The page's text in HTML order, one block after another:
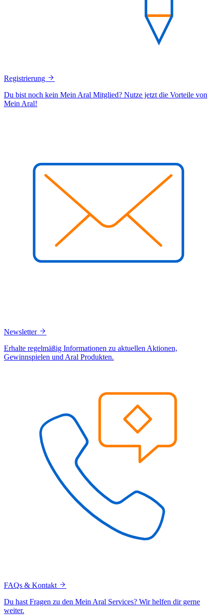
Registrierung
Du bist noch kein Mein Aral Mitglied? Nutze jetzt die Vorteile von
Mein Aral!
Newsletter
Erhalte regelmäßig Informationen zu aktuellen Aktionen,
Gewinnspielen und Aral Produkten.
FAQs & Kontakt
Du hast Fragen zu den Mein Aral Services? Wir helfen dir gerne
weiter.